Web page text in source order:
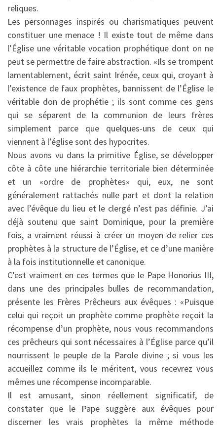
reliques.
Les personnages inspirés ou charismatiques peuvent
constituer une menace ! Il existe tout de même dans
l’Église une véritable vocation prophétique dont on ne
peut se permettre de faire abstraction. «Ils se trompent
lamentablement, écrit saint Irénée, ceux qui, croyant à
l’existence de faux prophètes, bannissent de l’Église le
véritable don de prophétie ; ils sont comme ces gens
qui se séparent de la communion de leurs frères
simplement parce que quelques-uns de ceux qui
viennent à l’église sont des hypocrites.
Nous avons vu dans la primitive Église, se développer
côte à côte une hiérarchie territoriale bien déterminée
et un «ordre de prophètes» qui, eux, ne sont
généralement rattachés nulle part et dont la relation
avec l’évêque du lieu et le clergé n’est pas définie. J’ai
déjà soutenu que saint Dominique, pour la première
fois, a vraiment réussi à créer un moyen de relier ces
prophètes à la structure de l’Église, et ce d’une manière
à la fois institutionnelle et canonique.
C’est vraiment en ces termes que le Pape Honorius III,
dans une des principales bulles de recommandation,
présente les Frères Prêcheurs aux évêques : «Puisque
celui qui reçoit un prophète comme prophète reçoit la
récompense d’un prophète, nous vous recommandons
ces prêcheurs qui sont nécessaires à l’Église parce qu’il
nourrissent le peuple de la Parole divine ; si vous les
accueillez comme ils le méritent, vous recevrez vous
mêmes une récompense incomparable.
Il est amusant, sinon réellement significatif, de
constater que le Pape suggère aux évêques pour
discerner les vrais prophètes la même méthode